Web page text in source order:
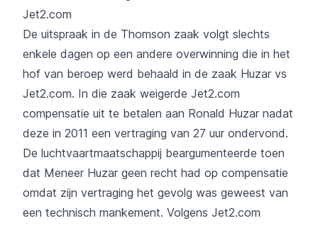
Jet2.com
De uitspraak in de Thomson zaak volgt slechts
enkele dagen op een andere overwinning die in het
hof van beroep werd behaald in de zaak Huzar vs
Jet2.com. In die zaak weigerde Jet2.com
compensatie uit te betalen aan Ronald Huzar nadat
deze in 2011 een vertraging van 27 uur ondervond.
De luchtvaartmaatschappij beargumenteerde toen
dat Meneer Huzar geen recht had op compensatie
omdat zijn vertraging het gevolg was geweest van
een technisch mankement. Volgens Jet2.com